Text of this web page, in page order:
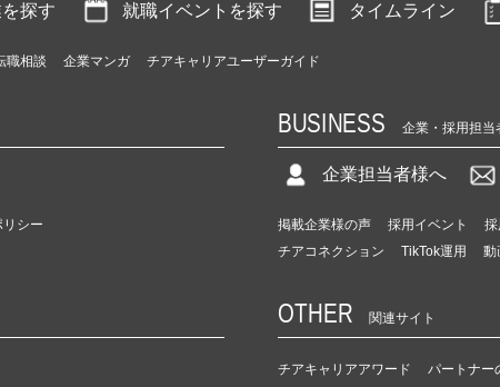
探す 就職イベントを探す タイムライン
職相談 企業マンガ チアキャリアユーザーガイド
シー
BUSINESS 企業・採用担当
企業担当者様へ
掲載企業様の声 採用イベント
チアコネクション
TikTok運用 動
OTHER 関連サイト
チアキャリアアワード パートナー